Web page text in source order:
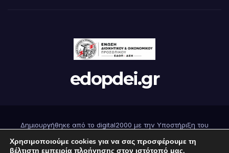
edopdei.gr
Δημιουργήθηκε από το digital2000 με την Υποστήριξη του
WordPress
Θέμα: Newsup από Themeansar
Χρησιμοποιούμε cookies για να σας προσφέρουμε τη
βέλτιστη εμπειρία πλοήγησης στον ιστότοπό μας.